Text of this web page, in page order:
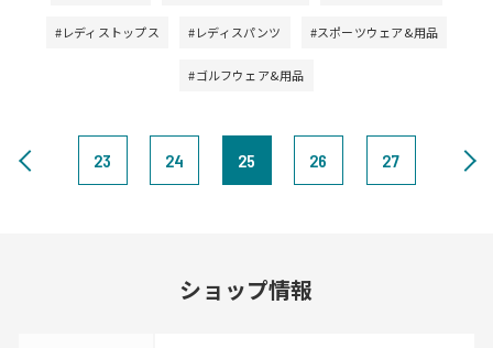
#レディストップス #レディスパンツ #スポーツウェア&用品
#ゴルフウェア&用品
23 24 25 26 27
ショップ情報